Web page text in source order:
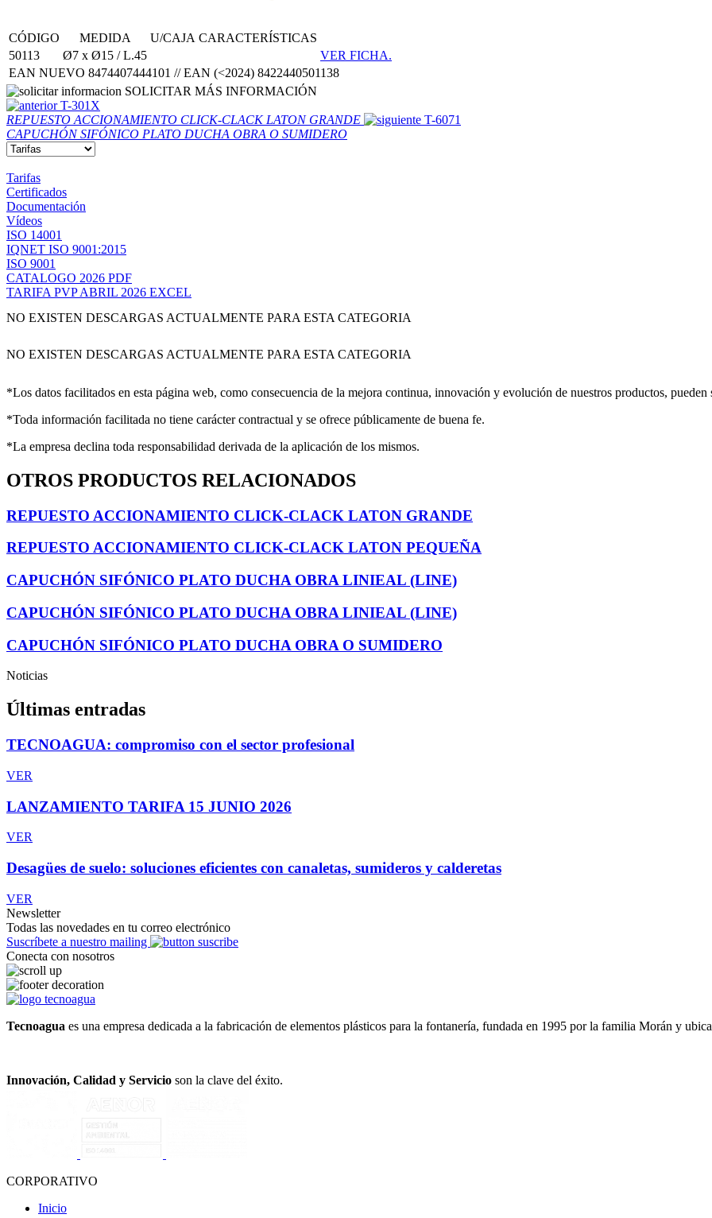
CÓDIGO MEDIDA U/CAJA CARACTERÍSTICAS
50113
Ø7 x Ø15 / L.45
VER FICHA.
EAN NUEVO 8474407444101 // EAN (<2024) 8422440501138
SOLICITAR MÁS INFORMACIÓN
T-301X
REPUESTO ACCIONAMIENTO CLICK-CLACK LATON GRANDE
T-6071
CAPUCHÓN SIFÓNICO PLATO DUCHA OBRA O SUMIDERO
Tarifas
Certificados
Documentación
Vídeos
ISO 14001
IQNET ISO 9001:2015
ISO 9001
CATALOGO 2026 PDF
TARIFA PVP ABRIL 2026 EXCEL
NO EXISTEN DESCARGAS ACTUALMENTE PARA ESTA CATEGORIA
NO EXISTEN DESCARGAS ACTUALMENTE PARA ESTA CATEGORIA
*Los datos facilitados en esta página web, como consecuencia de la mejora continua, innovación y evolución de nuestros productos,
*Toda información facilitada no tiene carácter contractual y se ofrece públicamente de buena fe.
*La empresa declina toda responsabilidad derivada de la aplicación de los mismos.
OTROS PRODUCTOS RELACIONADOS
REPUESTO ACCIONAMIENTO CLICK-CLACK LATON GRANDE
REPUESTO ACCIONAMIENTO CLICK-CLACK LATON PEQUEÑA
CAPUCHÓN SIFÓNICO PLATO DUCHA OBRA LINIEAL (LINE)
CAPUCHÓN SIFÓNICO PLATO DUCHA OBRA LINIEAL (LINE)
CAPUCHÓN SIFÓNICO PLATO DUCHA OBRA O SUMIDERO
Noticias
Últimas entradas
TECNOAGUA: compromiso con el sector profesional
VER
LANZAMIENTO TARIFA 15 JUNIO 2026
VER
Desagües de suelo: soluciones eficientes con canaletas, sumideros y calderetas
VER
Newsletter
Todas las novedades en tu correo electrónico
Suscríbete a nuestro mailing
Conecta con nosotros
Tecnoagua es una empresa dedicada a la fabricación de elementos plásticos para la fontanería, fundada en 1995 por la familia Morán y
Innovación, Calidad y Servicio son la clave del éxito.
CORPORATIVO
Inicio